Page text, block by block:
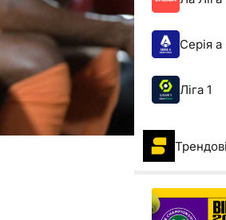
Серія а
Ліга 1